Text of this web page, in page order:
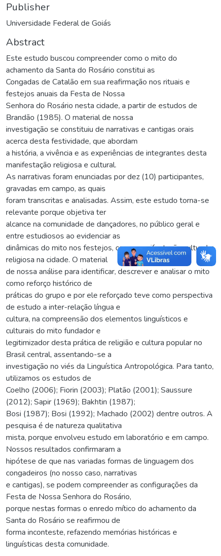
Publisher
Universidade Federal de Goiás
Abstract
Este estudo buscou compreender como o mito do
achamento da Santa do Rosário constitui as
Congadas de Catalão em sua reafirmação nos rituais e
festejos anuais da Festa de Nossa
Senhora do Rosário nesta cidade, a partir de estudos de
Brandão (1985). O material de nossa
investigação se constituiu de narrativas e cantigas orais
acerca desta festividade, que abordam
a história, a vivência e as experiências de integrantes desta
manifestação religiosa e cultural.
As narrativas foram enunciadas por dez (10) participantes,
gravadas em campo, as quais
foram transcritas e analisadas. Assim, este estudo torna-se
relevante porque objetiva ter
alcance na comunidade de dançadores, no público geral e
entre estudiosos ao evidenciar as
dinâmicas do mito nos festejos, como manifestação cultural e
religiosa na cidade. O material
de nossa análise para identificar, descrever e analisar o mito
como reforço histórico de
práticas do grupo e por ele reforçado teve como perspectiva
de estudo a inter-relação língua e
cultura, na compreensão dos elementos linguísticos e
culturais do mito fundador e
legitimizador desta prática de religião e cultura popular no
Brasil central, assentando-se a
investigação no viés da Linguística Antropológica. Para tanto,
utilizamos os estudos de
Coelho (2006); Fiorin (2003); Platão (2001); Saussure
(2012); Sapir (1969); Bakhtin (1987);
Bosi (1987); Bosi (1992); Machado (2002) dentre outros. A
pesquisa é de natureza qualitativa
mista, porque envolveu estudo em laboratório e em campo.
Nossos resultados confirmaram a
hipótese de que nas variadas formas de linguagem dos
congadeiros (no nosso caso, narrativas
e cantigas), se podem compreender as configurações da
Festa de Nossa Senhora do Rosário,
porque nestas formas o enredo mítico do achamento da
Santa do Rosário se reafirmou de
forma inconteste, refazendo memórias históricas e
linguísticas desta comunidade.